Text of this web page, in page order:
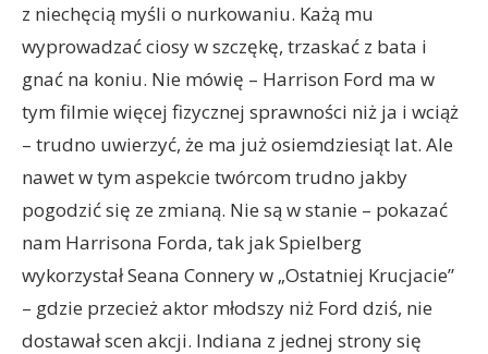
z niechęcią myśli o nurkowaniu. Każą mu
wyprowadzać ciosy w szczękę, trzaskać z bata i
gnać na koniu. Nie mówię – Harrison Ford ma w
tym filmie więcej fizycznej sprawności niż ja i wciąż
– trudno uwierzyć, że ma już osiemdziesiąt lat. Ale
nawet w tym aspekcie twórcom trudno jakby
pogodzić się ze zmianą. Nie są w stanie – pokazać
nam Harrisona Forda, tak jak Spielberg
wykorzystał Seana Connery w „Ostatniej Krucjacie”
– gdzie przecież aktor młodszy niż Ford dziś, nie
dostawał scen akcji. Indiana z jednej strony się